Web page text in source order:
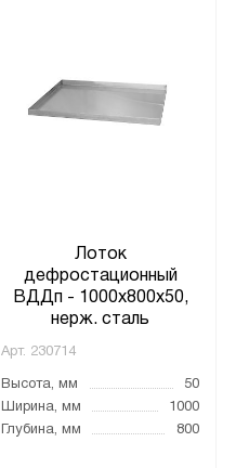
Лоток
дефростационный
ВДДп - 1000x800x50,
нерж. сталь
Арт. 230714
Высота, мм
50
Ширина, мм
1000
Глубина, мм
800